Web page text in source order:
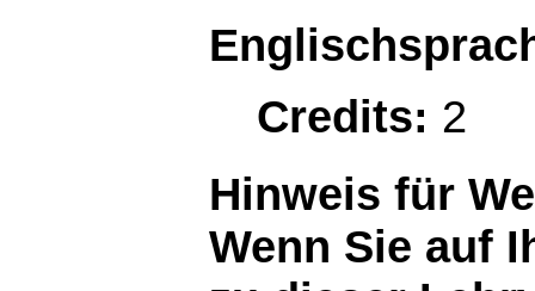
Credits: 2
Hinweis für
Wenn Sie auf